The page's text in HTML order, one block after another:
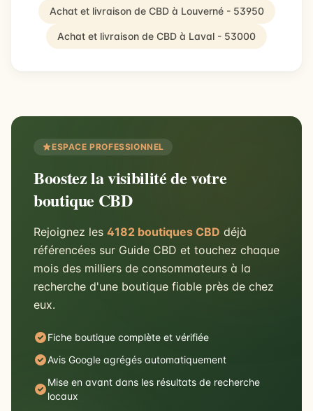
Achat et livraison de CBD à Louverné - 53950
Achat et livraison de CBD à Laval - 53000
ESPACE PROFESSIONNEL
Boostez la visibilité de votre
boutique CBD
Rejoignez les 4182 boutiques CBD déjà
référencées sur Guide CBD et touchez chaque
mois des milliers de consommateurs à la
recherche d'une boutique fiable près de chez
eux.
Fiche boutique complète et vérifiée
Avis Google agrégés automatiquement
Mise en avant dans les résultats de recherche
locaux